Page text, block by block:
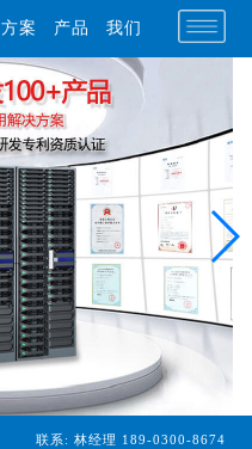
方案 产品 我们
联系: 林经理 189-0300-8674